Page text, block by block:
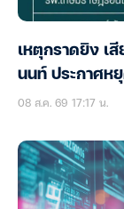
เหตุกราดยิง เ
นนท์ ประกาศห
08 ส.ค. 69 17:17 น.